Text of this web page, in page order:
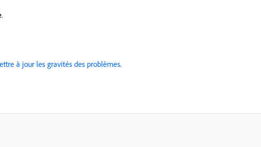
.
à jour les gravités des problèmes.